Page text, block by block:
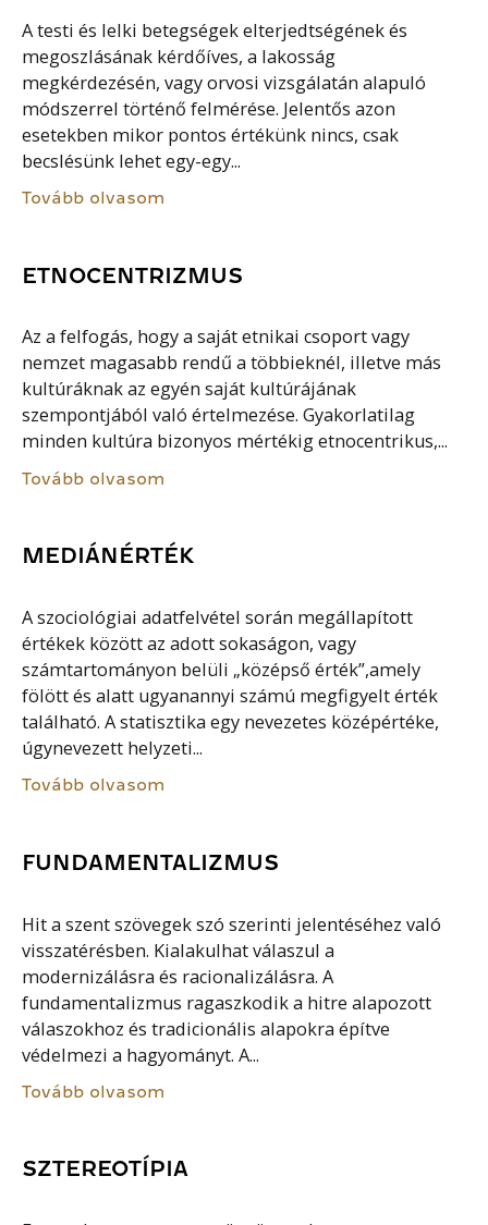
A testi és lelki betegségek elterjedtségének és
megoszlásának kérdőíves, a lakosság
megkérdezésén, vagy orvosi vizsgálatán alapuló
módszerrel történő felmérése. Jelentős azon
esetekben mikor pontos értékünk nincs, csak
becslésünk lehet egy-egy...
Tovább olvasom
ETNOCENTRIZMUS
Az a felfogás, hogy a saját etnikai csoport vagy
nemzet magasabb rendű a többieknél, illetve más
kultúráknak az egyén saját kultúrájának
szempontjából való értelmezése. Gyakorlatilag
minden kultúra bizonyos mértékig etnocentrikus,...
Tovább olvasom
MEDIÁNÉRTÉK
A szociológiai adatfelvétel során megállapított
értékek között az adott sokaságon, vagy
számtartományon belüli „középső érték”,amely
fölött és alatt ugyanannyi számú megfigyelt érték
található. A statisztika egy nevezetes középértéke,
úgynevezett helyzeti...
Tovább olvasom
FUNDAMENTALIZMUS
Hit a szent szövegek szó szerinti jelentéséhez való
visszatérésben. Kialakulhat válaszul a
modernizálásra és racionalizálásra. A
fundamentalizmus ragaszkodik a hitre alapozott
válaszokhoz és tradicionális alapokra építve
védelmezi a hagyományt. A...
Tovább olvasom
SZTEREOTÍPIA